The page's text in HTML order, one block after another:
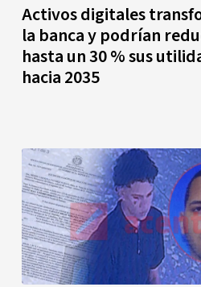
Activos digitales
la banca y podrían
hasta un 30 % sus
hacia 2035